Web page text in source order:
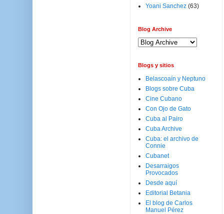
Yoani Sanchez (63)
Blog Archive
Blogs y sitios
Belascoaín y Neptuno
Blogs sobre Cuba
Cine Cubano
Con Ojo de Gato
Cuba al Pairo
Cuba Archive
Cuba: el archivo de
Connie
Cubanet
Desarraigos
Provocados
Desde aquí
Editorial Betania
El blog de Carlos
Manuel Pérez